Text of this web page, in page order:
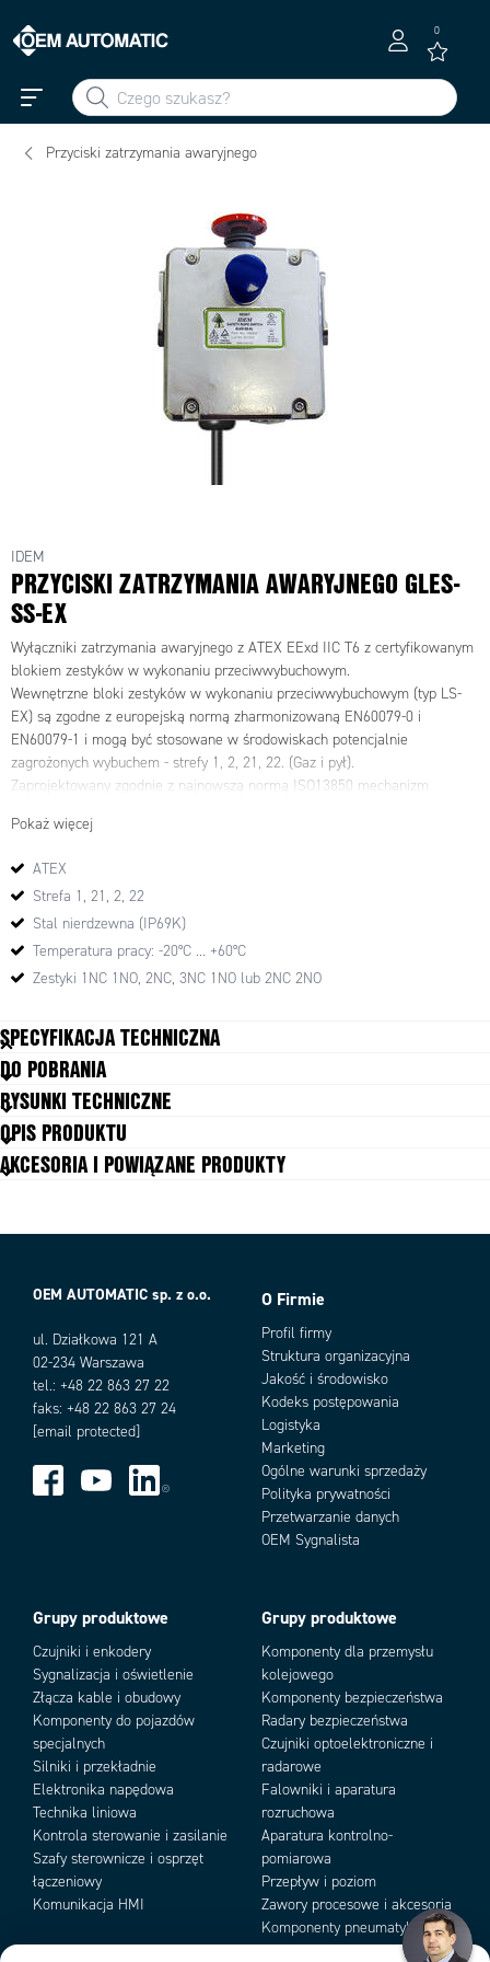
0
Przyciski zatrzymania awaryjnego
IDEM
PRZYCISKI ZATRZYMANIA AWARYJNEGO GLES-
SS-EX
Wyłączniki zatrzymania awaryjnego z ATEX EExd IIC T6 z certyfikowanym
blokiem zestyków w wykonaniu przeciwwybuchowym.
Wewnętrzne bloki zestyków w wykonaniu przeciwwybuchowym (typ LS-
EX) są zgodne z europejską normą zharmonizowaną EN60079-0 i
EN60079-1 i mogą być stosowane w środowiskach potencjalnie
zagrożonych wybuchem - strefy 1, 2, 21, 22. (Gaz i pył).
Zaprojektowany zgodnie z najnowszą normą ISO13850 mechanizm
bezpieczeństwa.
petrochemicznym, farmaceutycznym, przetwórstwie spożywczym i branży
opakowaniowej, w której występuje potencjalne zagrożenie wybuchem.
Wyłączniki wykonane są w wersji ATEX.
Pokaż więcej
ATEX
Strefa 1, 21, 2, 22
Stal nierdzewna (IP69K)
Temperatura pracy: -20°C ... +60°C
Zestyki 1NC 1NO, 2NC, 3NC 1NO lub 2NC 2NO
SPECYFIKACJA TECHNICZNA
B10d
Długość przewodu
Dopuszczenia
EN60947-5-1, EN60947-5-5,
MTTFd 214 lat
500V
Napięcie znamionowe udarowe
wytrzymywane (Uimp)
2500V
PFHd
up to PLe acc. ISO13849-1
Przyłącze kabla 3m 4 core Ex
Roczne użycie
8 cykli na godzinę/24 godziny na
dobę/365 dni
up to SIL 3 acc. EN62061
IP69K
Zestyki 1NC 1NO
DO POBRANIA
RYSUNKI TECHNICZNE
OPIS PRODUKTU
AKCESORIA I POWIĄZANE PRODUKTY
Add as new cart row
OEM AUTOMATIC sp. z o.o.
ul. Działkowa 121 A
02-234 Warszawa
tel.: +48 22 863 27 22
faks: +48 22 863 27 24
[email protected]
O Firmie
Profil firmy
Struktura organizacyjna
Jakość i środowisko
Kodeks postępowania
Logistyka
Marketing
Ogólne warunki sprzedaży
Polityka prywatności
Przetwarzanie danych
OEM Sygnalista
Grupy produktowe
Czujniki i enkodery
Sygnalizacja i oświetlenie
Złącza kable i obudowy
Komponenty do pojazdów
specjalnych
Silniki i przekładnie
Elektronika napędowa
Technika liniowa
Kontrola sterowanie i zasilanie
Szafy sterownicze i osprzęt
łączeniowy
Komunikacja HMI
Grupy produktowe
Komponenty dla przemysłu
kolejowego
Komponenty bezpieczeństwa
Radary bezpieczeństwa
Czujniki optoelektroniczne i
radarowe
Falowniki i aparatura
rozruchowa
Aparatura kontrolno-
pomiarowa
Przepływ i poziom
Zawory procesowe i akcesoria
Komponenty pneumatyki i
podciśnienia